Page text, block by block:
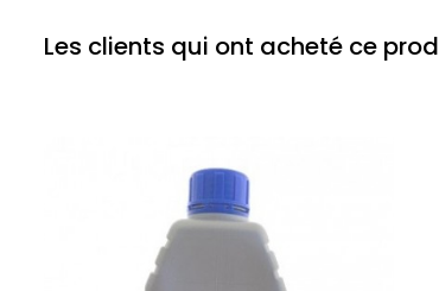
Les clients qui ont acheté ce